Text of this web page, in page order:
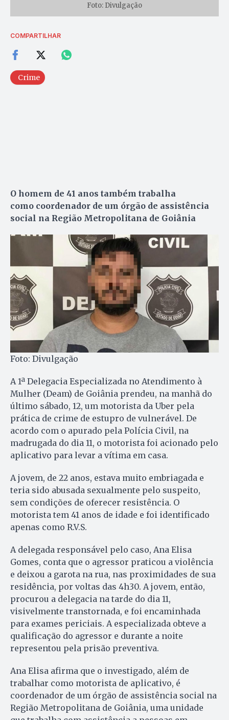
Foto: Divulgação
COMPARTILHAR
Crime
O homem de 41 anos também trabalha
como coordenador de um órgão de assistência
social na Região Metropolitana de Goiânia
Foto: Divulgação
A 1ª Delegacia Especializada no Atendimento à
Mulher (Deam) de Goiânia prendeu, na manhã do
último sábado, 12, um motorista da Uber pela
prática de crime de estupro de vulnerável. De
acordo com o apurado pela Polícia Civil, na
madrugada do dia 11, o motorista foi acionado pelo
aplicativo para levar a vítima em casa.
A jovem, de 22 anos, estava muito embriagada e
teria sido abusada sexualmente pelo suspeito,
sem condições de oferecer resistência. O
motorista tem 41 anos de idade e foi identificado
apenas como R.V.S.
A delegada responsável pelo caso, Ana Elisa
Gomes, conta que o agressor praticou a violência
e deixou a garota na rua, nas proximidades de sua
residência, por voltas das 4h30. A jovem, então,
procurou a delegacia na tarde do dia 11,
visivelmente transtornada, e foi encaminhada
para exames periciais. A especializada obteve a
qualificação do agressor e durante a noite
representou pela prisão preventiva.
Ana Elisa afirma que o investigado, além de
trabalhar como motorista de aplicativo, é
coordenador de um órgão de assistência social na
Região Metropolitana de Goiânia, uma unidade